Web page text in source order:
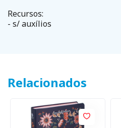
Recursos:
- s/ auxílios
Relacionados